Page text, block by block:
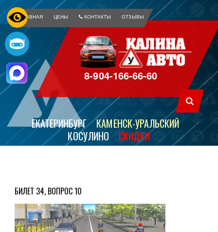
ГЛАВНАЯ ЦЕНЫ КОНТАКТЫ ОТЗЫВЫ
8-904-166-66-60
ЕКАТЕРИНБУРГ
КАМЕНСК-УРАЛЬСКИЙ
КОСУЛИНО
СКИДКИ
БИЛЕТ 34, ВОПРОС 10